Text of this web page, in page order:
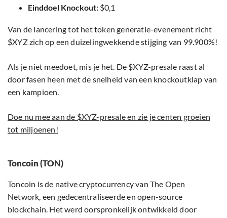
Einddoel Knockout: $0,1
Van de lancering tot het token generatie-evenement richt
$XYZ zich op een duizelingwekkende stijging van 99.900%!
Als je niet meedoet, mis je het. De $XYZ-presale raast al
door fasen heen met de snelheid van een knockoutklap van
een kampioen.
Doe nu mee aan de $XYZ-presale en zie je centen groeien
tot miljoenen!
Toncoin (TON)
Toncoin is de native cryptocurrency van The Open
Network, een gedecentraliseerde en open-source
blockchain. Het werd oorspronkelijk ontwikkeld door